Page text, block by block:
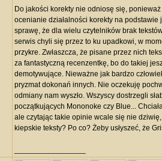
Do jakości korekty nie odniosę się,
ocenianie działalności korekty na
sprawę, że dla wielu czytelników brak
serwis chyli się przez to ku upadkowi, w
przykre. Zwłaszcza, że pisane przez nich
za fantastyczną recenzentkę, bo do takiej
demotywujące. Nieważne jak bardzo
pryzmat dokonań innych. Nie oczekuję
odmiany nam wyszło. Wszyscy dostrzegli
początkujących Mononoke czy Blue...
ale czytając takie opinie wcale się nie
kiepskie teksty? Po co? Żeby usłyszeć, że